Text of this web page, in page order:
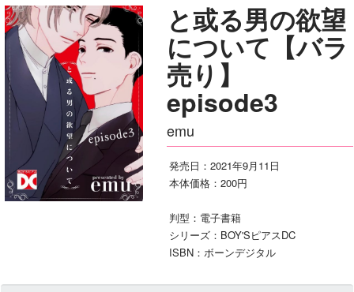
と或る男の欲望
について【バラ
売り】
episode3
emu
発売日：2021年9月11日
本体価格：200円
判型：電子書籍
シリーズ：BOY'SピアスDC
ISBN：ボーンデジタル